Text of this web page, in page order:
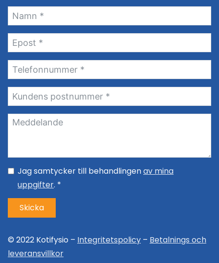
Jag samtycker till behandlingenav mina
uppgifter. *
Skicka
© 2022 Kotifysio – Integritetspolicy – Betalnings och
leveransvillkor